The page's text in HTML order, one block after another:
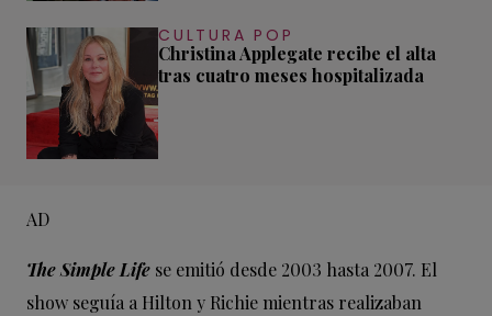
CULTURA POP
Christina Applegate recibe el alta
tras cuatro meses hospitalizada
AD
The Simple Life se emitió desde 2003 hasta 2007. El
show seguía a Hilton y Richie mientras realizaban